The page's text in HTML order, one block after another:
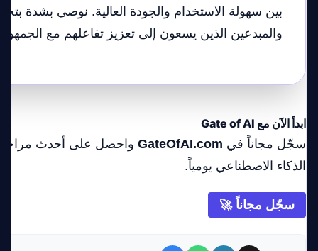
بين سهولة الاستخدام والجودة العالية. نوصي بشدة
والمبدعين الذين يسعون إلى تعزيز تفاعلهم مع
ابدأ الآن مع Gate of AI
سجّل مجاناً في GateOfAI.com واحصل على أحدث
الذكاء الاصطناعي يومياً.
سجّل مجاناً 🚀